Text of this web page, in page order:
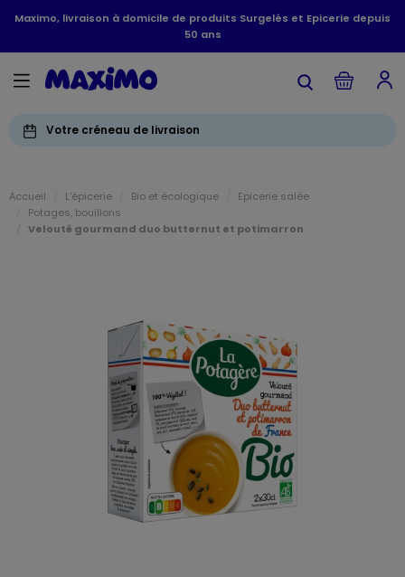
Maximo, livraison à domicile de produits Surgelés et Epicerie depuis
50 ans
Votre créneau de livraison
Accueil L'épicerie Bio et écologique
Epicerie salée
Potages, bouillons
Velouté gourmand duo butternut et potimarron